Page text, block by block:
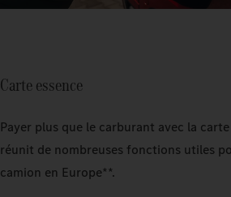
Carte essence
Payer plus que le carburant avec la
réunit de nombreuses fonctions utiles
camion en Europe**.